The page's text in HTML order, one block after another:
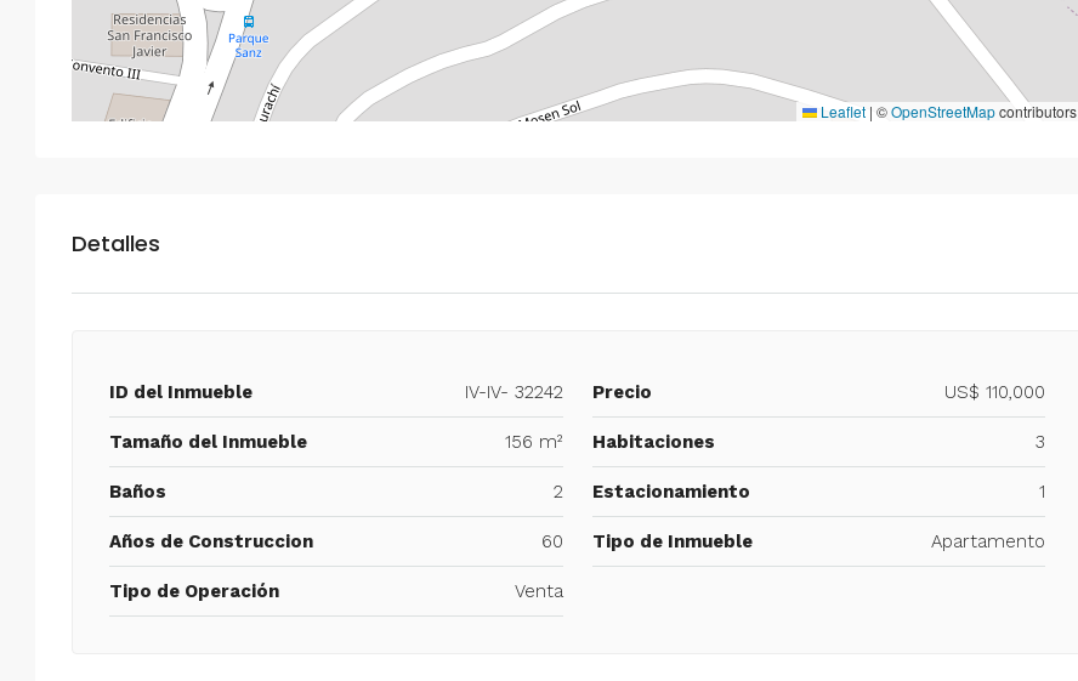
Leaflet | ©OpenStreetMapcontributors
Detalles
ID del Inmueble IV-IV- 32242 Precio US$ 110,000
Tamaño del Inmueble 156 m² Habitaciones 3
Baños 2 Estacionamiento 1
Años de Construccion 60 Tipo de Inmueble Apartamento
Tipo de Operación Venta